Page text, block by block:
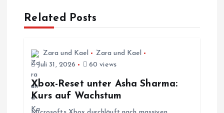
a
g
Related Posts
Zara und Kael
Zara und Kael
Juli 31, 2026
60 views
Xbox-Reset unter Asha Sharma:
Kurs auf Wachstum